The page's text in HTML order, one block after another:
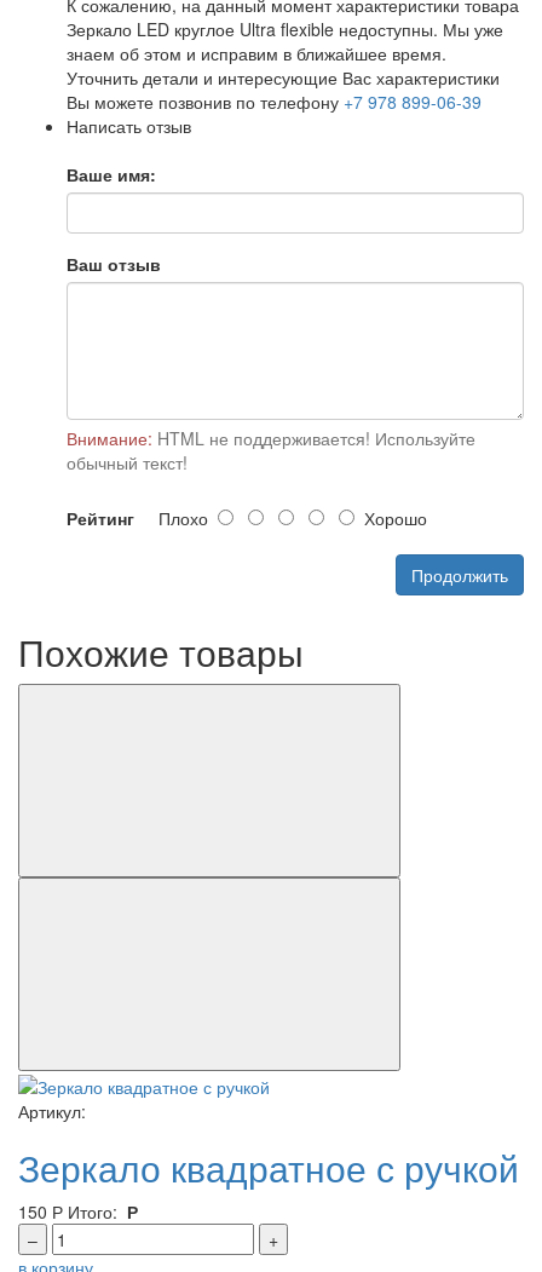
К сожалению, на данный момент характеристики товара
Зеркало LED круглое Ultra flexible недоступны. Мы уже
знаем об этом и исправим в ближайшее время.
Уточнить детали и интересующие Вас характеристики
Вы можете позвонив по телефону +7 978 899-06-39
Написать отзыв
Ваше имя:
Ваш отзыв
Внимание: HTML не поддерживается! Используйте
обычный текст!
Рейтинг Плохо Хорошо
Продолжить
Похожие товары
Артикул:
Зеркало квадратное с ручкой
150 Р Итого: Р
–
+
в корзину